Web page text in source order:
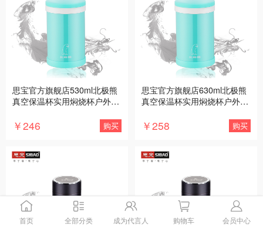
思宝官方旗舰店530ml北极熊
真空保温杯实用焖烧杯户外家
￥246 购买
思宝官方旗舰店630ml北极熊
真空保温杯实用焖烧杯户外家
￥258 购买
首页 全部分类 成为代言人 购物车 会员中心